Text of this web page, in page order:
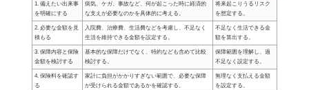
1. 備えたい出来事
を明確にする
病気、ケガ、事故など、何が起こった時に経済的
な支えが必要なのかを具体的に考える。
将来起こりうるリスク
を想定する。
2. 必要な金額を見
積もる
入院費、治療費、生活費などを考慮し、不足なく
生活を維持できる金額を設定する。
不足なく生活できる金
額を算出する。
3. 保障内容と保険
金額を検討する
基本的な保障だけでなく、特約なども含めて比較
検討する。
保障範囲を理解し、過
不足なく設定する。
4. 保険料を確認す
る
家計に負担がかかりすぎない範囲で、必要な保障
が受けられる金額であるかを確認する。
無理なく支払える金額
を設定する。